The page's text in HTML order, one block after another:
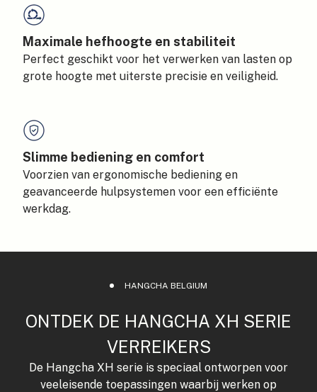
Maximale hefhoogte en stabiliteit
Perfect geschikt voor het verwerken van lasten op
grote hoogte met uiterste precisie en veiligheid.
Slimme bediening en comfort
Voorzien van ergonomische bediening en
geavanceerde hulpsystemen voor een efficiënte
werkdag.
HANGCHA BELGIUM
ONTDEK DE HANGCHA XH SERIE
VERREIKERS
De Hangcha XH serie is speciaal ontworpen voor
veeleisende toepassingen waarbij werken op